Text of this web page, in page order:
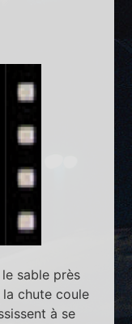
sable près
chute coule
à se